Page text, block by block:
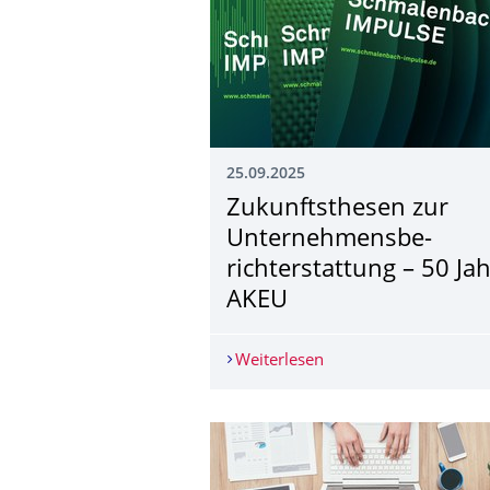
25.09.2025
Zukunftsthesen zur
Unternehmensbe­
richterstattung – 50
AKEU
Weiterlesen Zukunftsthesen zur